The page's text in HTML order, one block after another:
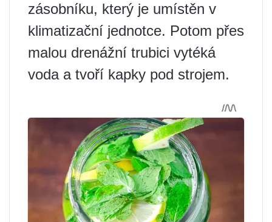
zásobníku, který je umístěn v
klimatizační jednotce. Potom přes
malou drenážní trubici vytéká
voda a tvoří kapky pod strojem.